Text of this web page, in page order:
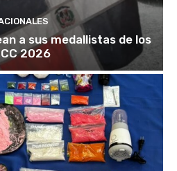
a sus medallistas de los
2026